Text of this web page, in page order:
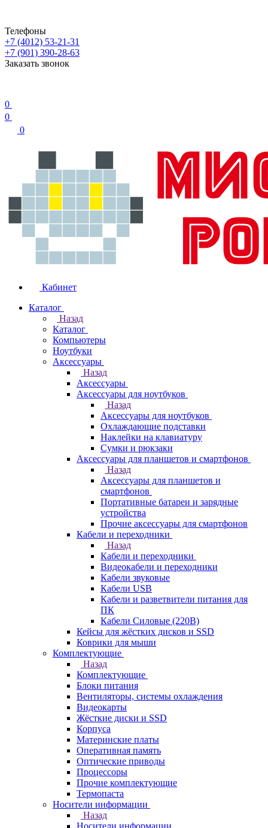
Телефоны
+7 (4012) 53-21-31
+7 (901) 390-28-63
Заказать звонок
0
0
0
Кабинет
Каталог
Назад
Каталог
Компьютеры
Ноутбуки
Аксессуары
Назад
Аксессуары
Аксессуары для ноутбуков
Назад
Аксессуары для ноутбуков
Охлаждающие подставки
Наклейки на клавиатуру
Сумки и рюкзаки
Аксессуары для планшетов и смартфонов
Назад
Аксессуары для планшетов и
смартфонов
Портативные батареи и зарядные
устройства
Прочие аксессуары для смартфонов
Кабели и переходники
Назад
Кабели и переходники
Видеокабели и переходники
Кабели звуковые
Кабели USB
Кабели и разветвители питания для
ПК
Кабели Силовые (220В)
Кейсы для жёстких дисков и SSD
Коврики для мыши
Комплектующие
Назад
Комплектующие
Блоки питания
Вентиляторы, системы охлаждения
Видеокарты
Жёсткие диски и SSD
Корпуса
Материнские платы
Оперативная память
Оптические приводы
Процессоры
Прочие комплектующие
Термопаста
Носители информации
Назад
Носители информации